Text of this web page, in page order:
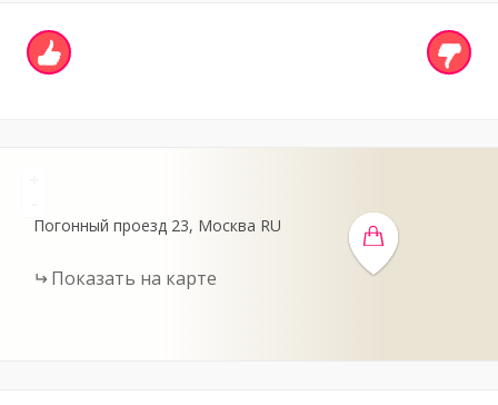
Погонный проезд 23 Москва RU
Показать на карте